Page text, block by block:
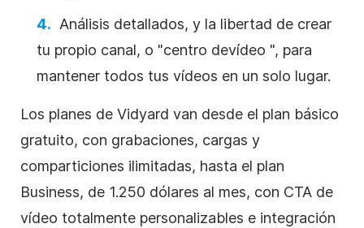
Análisis detallados, y la libertad de crear
tu propio canal, o "centro devídeo ", para
mantener todos tus vídeos en un solo lugar.
Los planes de Vidyard van desde el plan básico
gratuito, con grabaciones, cargas y
comparticiones ilimitadas, hasta el plan
Business, de 1.250 dólares al mes, con CTA de
vídeo totalmente personalizables e integración